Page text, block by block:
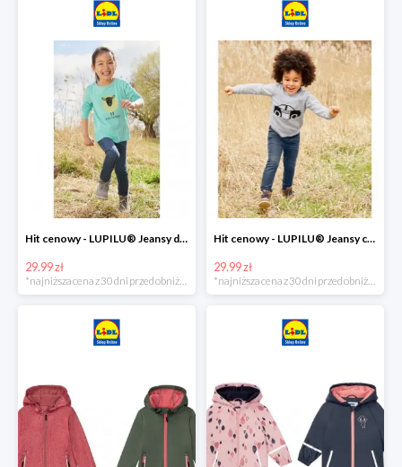
Hit cenowy - LUPILU® Jeansy dziewczęce slim fit
29.99 zł
Hit cenowy - LUPILU® Jeansy chłopięce slim fit
29.99 zł